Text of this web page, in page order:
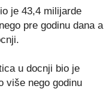
je 43,4 milijarde
pre godinu dana a
u docnji bio je
više nego godinu